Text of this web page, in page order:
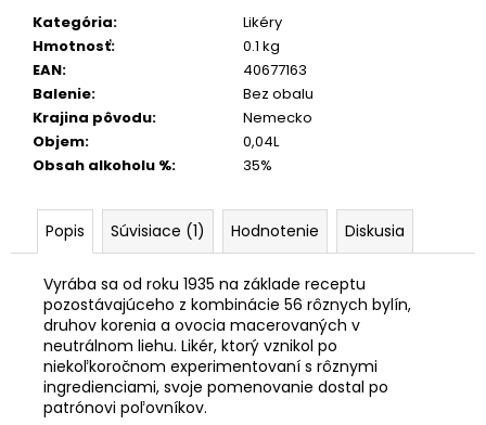
Kategória:
Likéry
Hmotnosť:
0.1 kg
EAN:
40677163
Balenie:
Bez obalu
Krajina pôvodu:
Nemecko
Objem:
0,04L
Obsah alkoholu %: 35%
Popis Súvisiace (1) Hodnotenie Diskusia
Vyrába sa od roku 1935 na základe receptu
pozostávajúceho z kombinácie 56 rôznych bylín,
druhov korenia a ovocia macerovaných v
neutrálnom liehu. Likér, ktorý vznikol po
niekoľkoročnom experimentovaní s rôznymi
ingredienciami, svoje pomenovanie dostal po
patrónovi poľovníkov.
40%
€7,50